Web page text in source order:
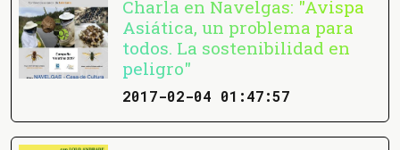
Charla en Navelgas: "Avispa
Asiática, un problema para
todos. La sostenibilidad en
peligro"
2017-02-04 01:47:57